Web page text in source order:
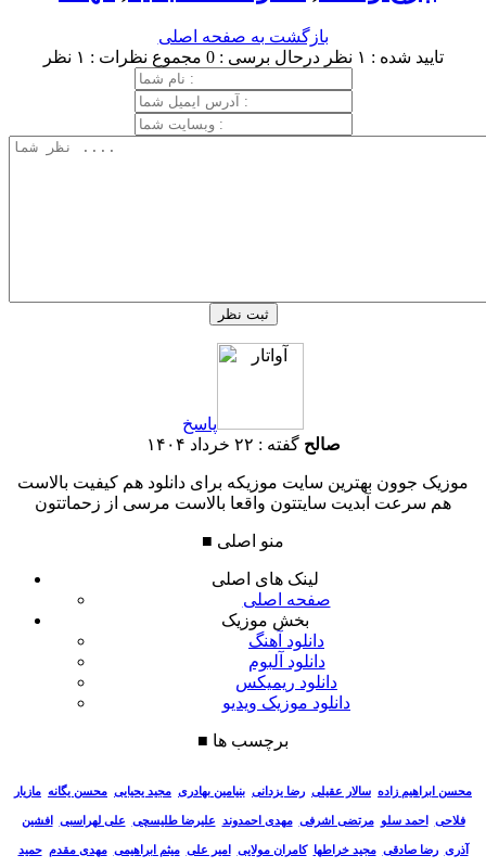
بازگشت به صفحه اصلی
تایید شده : ۱ نظر
درحال برسی : 0 مجموع نظرات : ۱ نظر
پاسخ
صالح گفته : ۲۲ خرداد ۱۴۰۴
موزیک جوون بهترین سایت موزیکه برای دانلود هم کیفیت بالاست
هم سرعت آبدیت سایتتون واقعا بالاست مرسی از زحماتتون
■ منو اصلی
لینک های اصلی
صفحه اصلی
بخش موزیک
دانلود آهنگ
دانلود آلبوم
دانلود ریمیکس
دانلود موزیک ویدیو
■ برچسب ها
محسن ابراهیم زاده سالار عقیلی رضا یزدانی بنیامین بهادری مجید یحیایی محسن یگانه مازیار
فلاحی احمد سلو مرتضی اشرفی مهدی احمدوند علیرضا طلیسچی علی لهراسبی افشین
آذری رضا صادقی مجید خراطها کامران مولایی امیر علی میثم ابراهیمی مهدی مقدم حمید